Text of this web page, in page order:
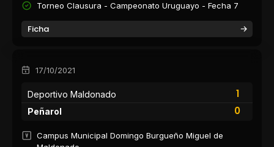
Torneo Clausura - Campeonato Uruguayo - Fecha 7
Ficha
17/10/2021
Deportivo Maldonado
1
0
Peñarol
Campus Municipal Domingo Burgueño Miguel de